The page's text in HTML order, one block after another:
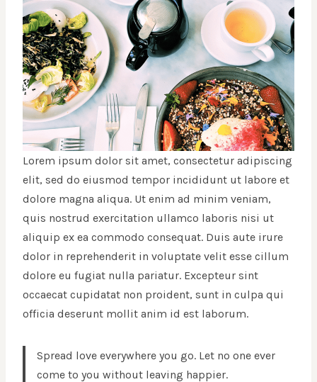
Lorem ipsum dolor sit amet, consectetur adipiscing
elit, sed do eiusmod tempor incididunt ut labore et
dolore magna aliqua. Ut enim ad minim veniam,
quis nostrud exercitation ullamco laboris nisi ut
aliquip ex ea commodo consequat. Duis aute irure
dolor in reprehenderit in voluptate velit esse cillum
dolore eu fugiat nulla pariatur. Excepteur sint
occaecat cupidatat non proident, sunt in culpa qui
officia deserunt mollit anim id est laborum.
Spread love everywhere you go. Let no one ever
come to you without leaving happier.